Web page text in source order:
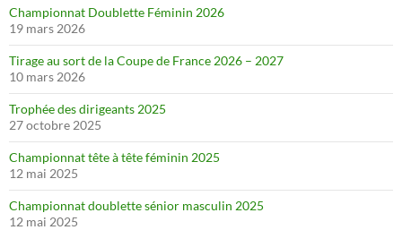
Championnat Doublette Féminin 2026
19 mars 2026
Tirage au sort de la Coupe de France 2026 – 2027
10 mars 2026
Trophée des dirigeants 2025
27 octobre 2025
Championnat tête à tête féminin 2025
12 mai 2025
Championnat doublette sénior masculin 2025
12 mai 2025